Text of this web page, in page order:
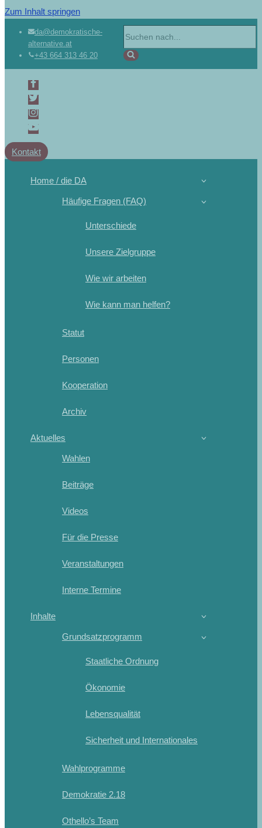
Zum Inhalt springen
da@demokratische-
alternative.at
+43 664 313 46 20
Kontakt
Home / die DA
Häufige Fragen (FAQ)
Unterschiede
Unsere Zielgruppe
Wie wir arbeiten
Wie kann man helfen?
Statut
Personen
Kooperation
Archiv
Aktuelles
Wahlen
Beiträge
Videos
Für die Presse
Veranstaltungen
Interne Termine
Inhalte
Grundsatzprogramm
Staatliche Ordnung
Ökonomie
Lebensqualität
Sicherheit und Internationales
Wahlprogramme
Demokratie 2.18
Othello’s Team